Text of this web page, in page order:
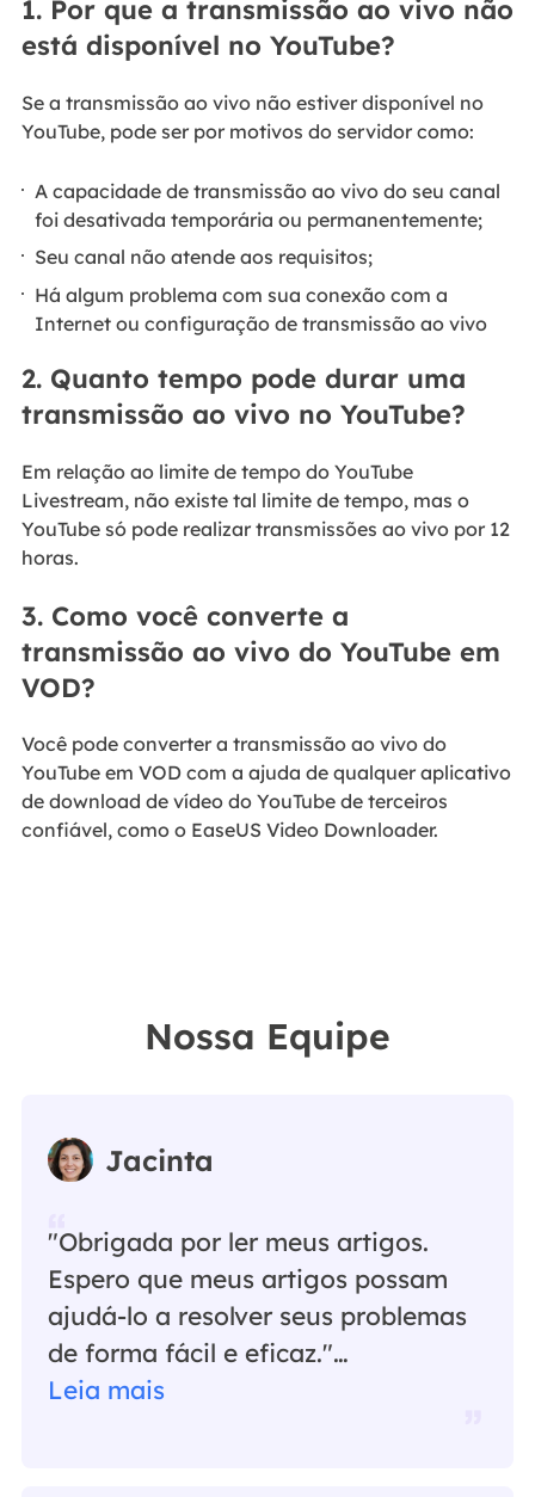
1. Por que a transmissão ao vivo não
está disponível no YouTube?
Se a transmissão ao vivo não estiver disponível no
YouTube, pode ser por motivos do servidor como:
A capacidade de transmissão ao vivo do seu canal
foi desativada temporária ou permanentemente;
Seu canal não atende aos requisitos;
Há algum problema com sua conexão com a
Internet ou configuração de transmissão ao vivo
2. Quanto tempo pode durar uma
transmissão ao vivo no YouTube?
Em relação ao limite de tempo do YouTube
Livestream, não existe tal limite de tempo, mas o
YouTube só pode realizar transmissões ao vivo por 12
horas.
3. Como você converte a
transmissão ao vivo do YouTube em
VOD?
Você pode converter a transmissão ao vivo do
YouTube em VOD com a ajuda de qualquer aplicativo
de download de vídeo do YouTube de terceiros
confiável, como o EaseUS Video Downloader.
Nossa Equipe
Jacinta
"Obrigada por ler meus artigos.
Espero que meus artigos possam
ajudá-lo a resolver seus problemas
de forma fácil e eficaz."…
Leia mais